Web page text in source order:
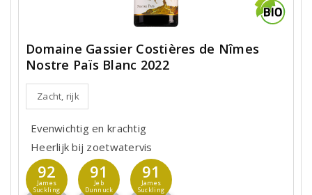
Domaine Gassier Costières de Nîmes
Nostre Païs Blanc 2022
Zacht, rijk
Evenwichtig en krachtig
Heerlijk bij zoetwatervis
92
James
Suckling
91
Jeb
Dunnuck
91
James
Suckling